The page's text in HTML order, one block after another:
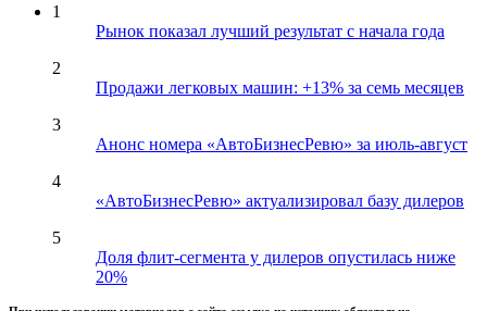
1
Рынок показал лучший результат с начала года
2
Продажи легковых машин: +13% за семь месяцев
3
Анонс номера «АвтоБизнесРевю» за июль-август
4
«АвтоБизнесРевю» актуализировал базу дилеров
5
Доля флит-сегмента у дилеров опустилась ниже
20%